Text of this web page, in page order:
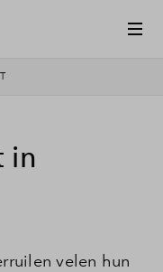
in
velen hun